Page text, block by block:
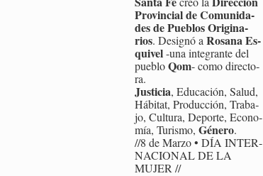
Pro­vin­cial de Co­mu­ni­da­
des de Pue­blos Ori­gi­na­
rios. De­sig­nó aRo­sa­na Es­
qui­vel-una in­te­gran­te del
pue­bloQom- como di­rec­to­
ra.
Jus­ti­cia, Edu­ca­ción, Salud,
Há­bi­tat, Pro­duc­ción, Tra­ba­
jo, Cul­tu­ra, De­por­te, Eco­no­
mía, Tu­ris­mo,Gé­ne­ro.
//8 de Marzo • DÍA IN­TER­
NA­CIO­NAL DE LA
MUJER //